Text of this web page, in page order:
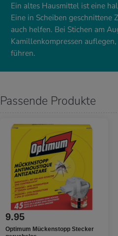
Ein altes Hausmittel ist eine
Eine in Scheiben geschnittene
auch helfen. Bei Stichen am
Kamillenkompressen
führen.
Passende Produkte
9.95
Optimum Mückenstopp Stecker